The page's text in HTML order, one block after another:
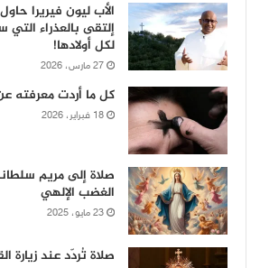
الأب ليون فيريرا
إلتقى بالعذراء التي
لكل أولادها!
27 مارس، 2026
كل ما أردت معرفته عن
18 فبراير، 2026
صلاة إلى مريم
الغضب الإلهي
23 مايو، 2025
صلاة تُردّد عند زيارة